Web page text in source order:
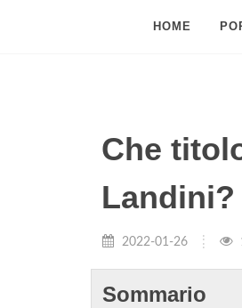
HOME
Che
Landini?
2022-01-26
Sommario